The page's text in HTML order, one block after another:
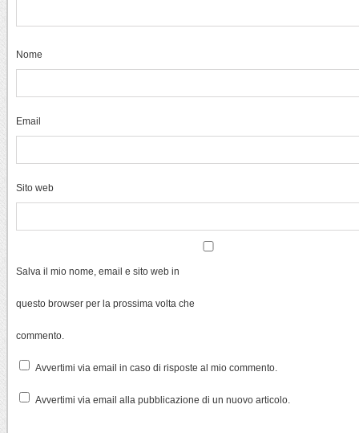
Nome
Email
Sito web
Salva il mio nome, email e sito web in
questo browser per la prossima volta che
commento.
Avvertimi via email in caso di risposte al mio commento.
Avvertimi via email alla pubblicazione di un nuovo articolo.